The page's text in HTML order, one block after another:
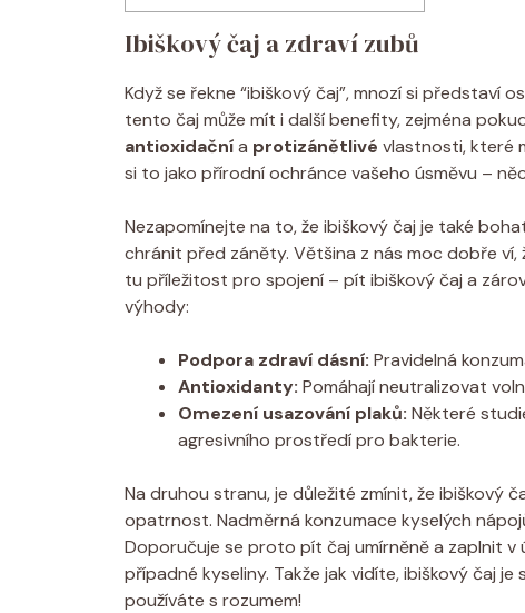
Ibiškový čaj a zdraví zubů
Když se řekne “ibiškový čaj”, mnozí si představí
tento čaj může mít i další benefity, zejména
antioxidačnía protizánětlivé vlastnosti, které
si to jako přírodní ochránce vašeho úsměvu –
Nezapomínejte na to, že ibiškový čaj je také
chránit před záněty. Většina z nás moc dobře ví,
tu příležitost pro spojení – pít ibiškový čaj a
výhody:
Podpora zdraví dásní: Pravidelná
Antioxidanty: Pomáhají neutralizovat
Omezení usazování plaků: Některé
agresivního prostředí pro bakterie.
Na druhou stranu, je důležité zmínit, že ibiškový
opatrnost. Nadměrná konzumace kyselých
Doporučuje se proto pít čaj umírněně a zaplnit
případné kyseliny. Takže jak vidíte, ibiškový čaj
používáte s rozumem!